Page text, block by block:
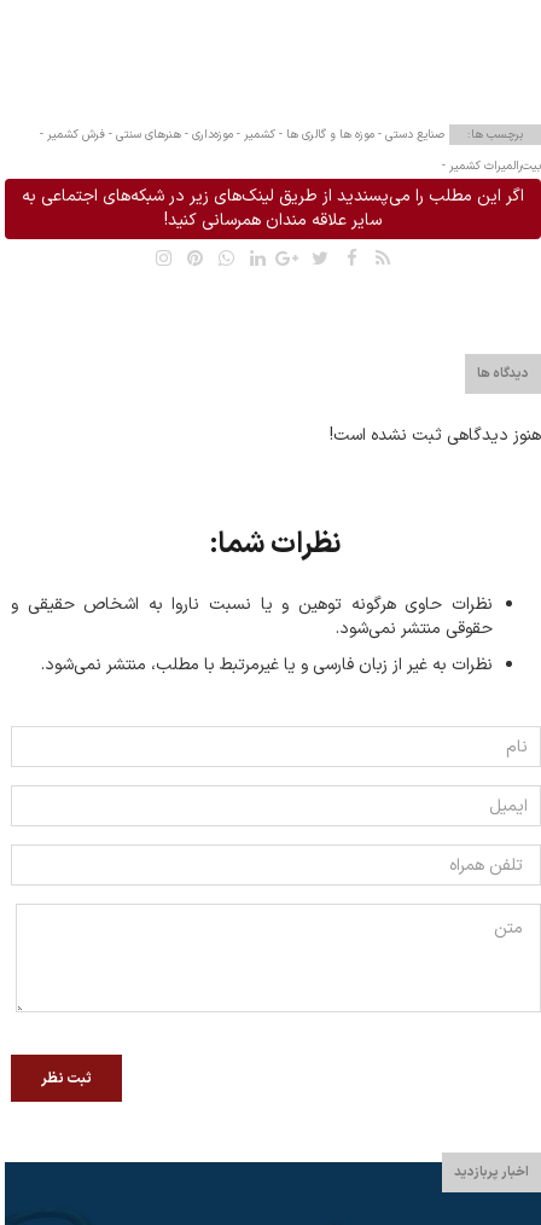
برچسب ها: صنایع دستی - موزه ها و گالری ها - کشمیر - موزه‌داری - هنرهای سنتی - فرش کشمیر -
بیت‌رالمیراث کشمیر -
اگر این مطلب را می‌پسندید از طریق لینک‌های زیر در شبکه‌های اجتماعی به
سایر علاقه مندان همرسانی کنید!
دیدگاه ها
هنوز دیدگاهی ثبت نشده است!
نظرات شما:
نظرات حاوی هرگونه توهین و یا نسبت ناروا به اشخاص حقیقی و
حقوقی منتشر نمی‌شود.
نظرات به غیر از زبان فارسی و یا غیر‌مرتبط با مطلب، منتشر نمی‌شود.
ثبت نظر
اخبار پربازدید